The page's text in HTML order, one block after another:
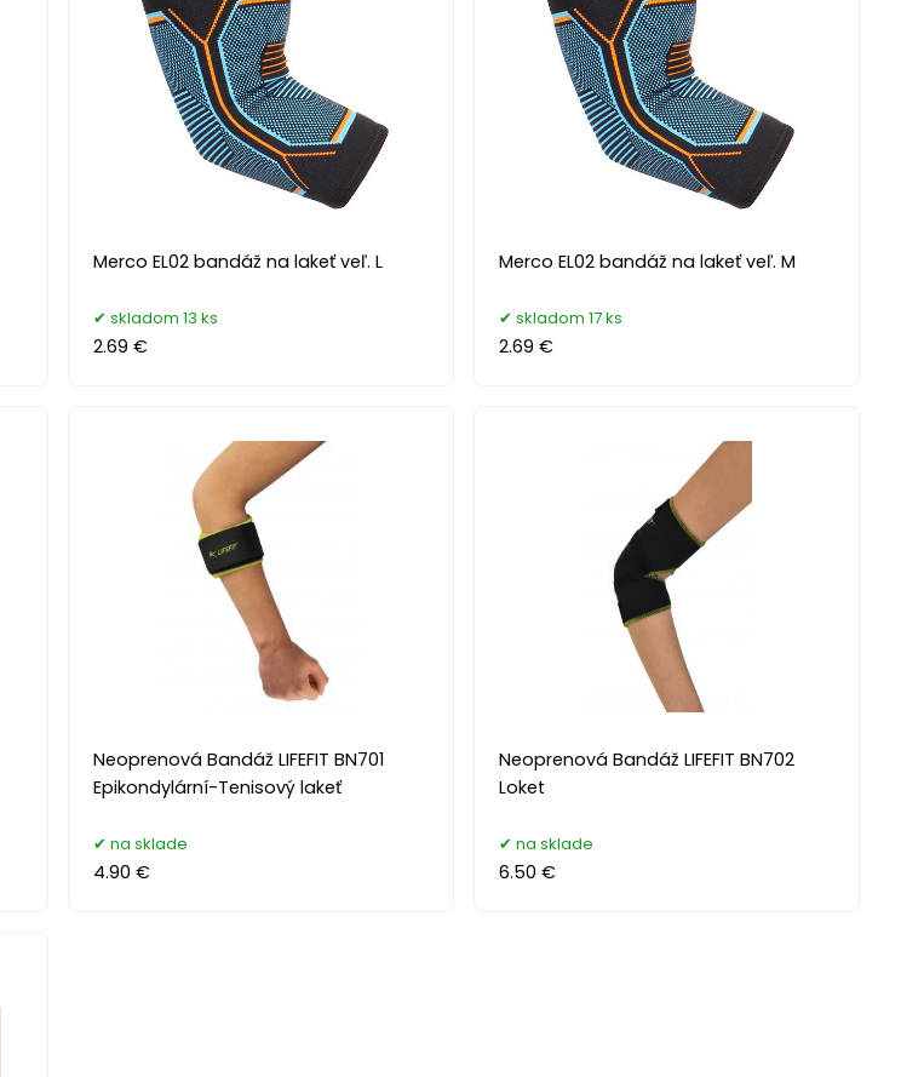
Merco EL02 bandáž na lakeť veľ. L
skladom 13 ks
2.69 €
Merco EL02 bandáž na lakeť veľ. M
skladom 17 ks
2.69 €
Neoprenová Bandáž LIFEFIT BN701
Epikondylární-Tenisový lakeť
na sklade
4.90 €
Neoprenová Bandáž LIFEFIT BN702
Loket
na sklade
6.50 €